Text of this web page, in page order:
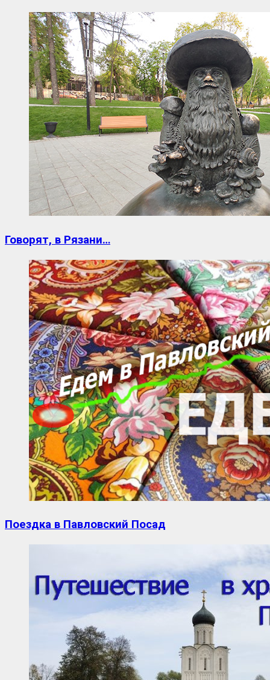
Говорят, в Рязани…
Поездка в Павловский Посад